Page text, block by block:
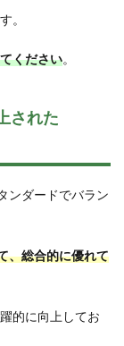
。
ください。
された
ンダードでバラン
、総合的に優れて
的に向上してお